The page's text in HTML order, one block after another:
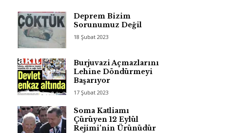
Deprem Bizim
Sorunumuz Değil
18 Şubat 2023
Burjuvazi Açmazlarını
Lehine Döndürmeyi
Başarıyor
17 Şubat 2023
Soma Katliamı
Çürüyen 12 Eylül
Rejimi’nin Ürünüdür